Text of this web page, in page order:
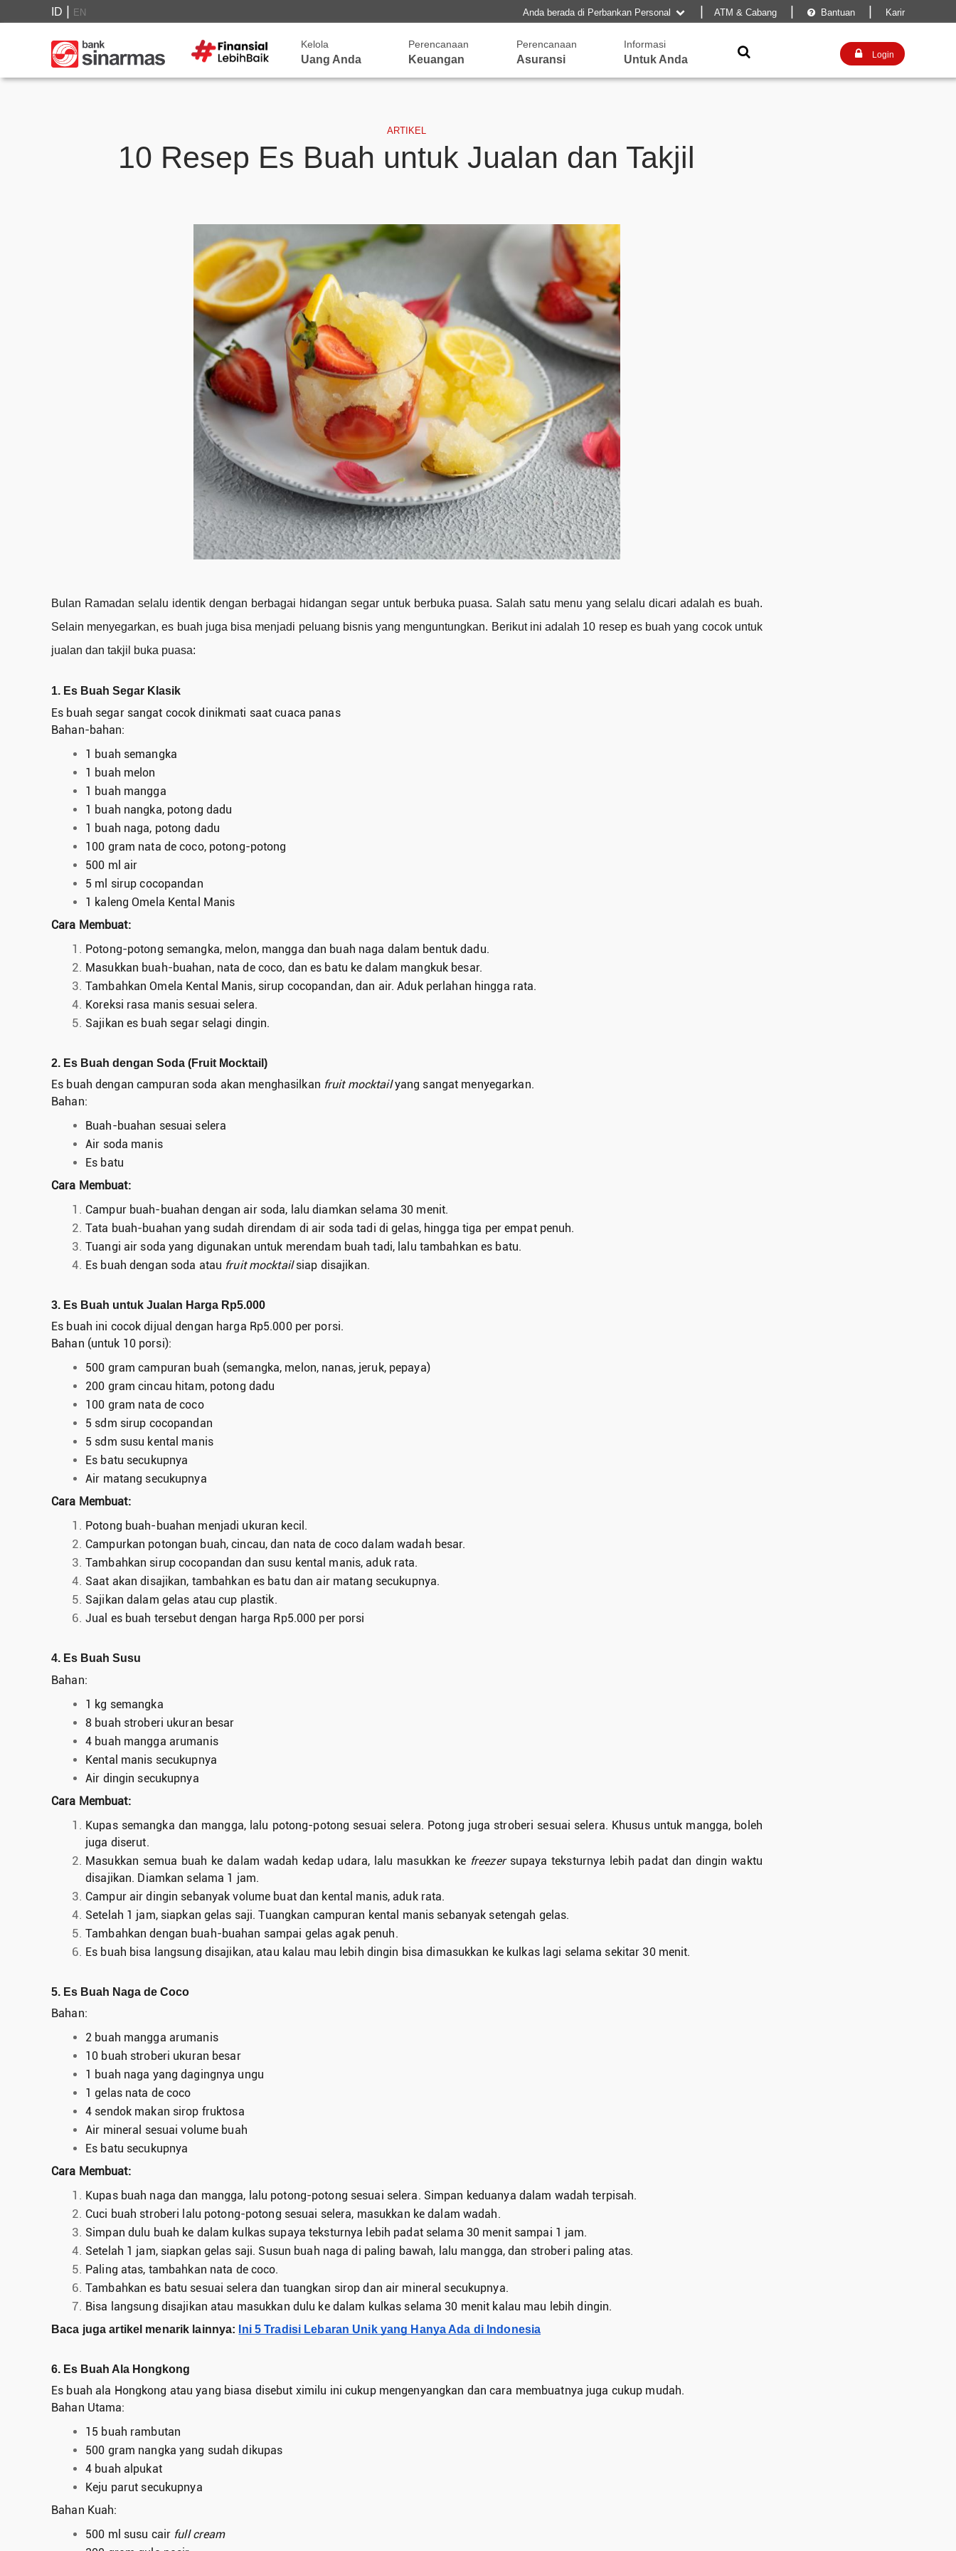
ID EN Anda berada di Perbankan Personal  |ATM & Cabang  Bantuan Karir
Kelola
Uang Anda
Perencanaan
Keuangan
Perencanaan
Asuransi
Informasi
Untuk Anda
  Login
ARTIKEL
10 Resep Es Buah untuk Jualan dan Takjil
Bulan Ramadan selalu identik dengan berbagai hidangan segar untuk berbuka puasa. Salah satu menu yang selalu dicari adalah es buah.
Selain menyegarkan, es buah juga bisa menjadi peluang bisnis yang menguntungkan. Berikut ini adalah 10 resep es buah yang cocok untuk
jualan dan takjil buka puasa:
1. Es Buah Segar Klasik
Es buah segar sangat cocok dinikmati saat cuaca panas
Bahan-bahan:
1 buah semangka
1 buah melon
1 buah mangga
1 buah nangka, potong dadu
1 buah naga, potong dadu
100 gram nata de coco, potong-potong
500 ml air
5 ml sirup cocopandan
1 kaleng Omela Kental Manis
Cara Membuat:
Potong-potong semangka, melon, mangga dan buah naga dalam bentuk dadu.
Masukkan buah-buahan, nata de coco, dan es batu ke dalam mangkuk besar.
Tambahkan Omela Kental Manis, sirup cocopandan, dan air. Aduk perlahan hingga rata.
Koreksi rasa manis sesuai selera.
Sajikan es buah segar selagi dingin.
2. Es Buah dengan Soda (Fruit Mocktail)
Es buah dengan campuran soda akan menghasilkan fruit mocktailyang sangat menyegarkan.
Bahan:
Buah-buahan sesuai selera
Air soda manis
Es batu
Cara Membuat:
Campur buah-buahan dengan air soda, lalu diamkan selama 30 menit.
Tata buah-buahan yang sudah direndam di air soda tadi di gelas, hingga tiga per empat penuh.
Tuangi air soda yang digunakan untuk merendam buah tadi, lalu tambahkan es batu.
Es buah dengan soda atau fruit mocktailsiap disajikan.
3. Es Buah untuk Jualan Harga Rp5.000
Es buah ini cocok dijual dengan harga Rp5.000 per porsi.
Bahan (untuk 10 porsi):
500 gram campuran buah (semangka, melon, nanas, jeruk, pepaya)
200 gram cincau hitam, potong dadu
100 gram nata de coco
5 sdm sirup cocopandan
5 sdm susu kental manis
Es batu secukupnya
Air matang secukupnya
Cara Membuat:
Potong buah-buahan menjadi ukuran kecil.
Campurkan potongan buah, cincau, dan nata de coco dalam wadah besar.
Tambahkan sirup cocopandan dan susu kental manis, aduk rata.
Saat akan disajikan, tambahkan es batu dan air matang secukupnya.
Sajikan dalam gelas atau cup plastik.
Jual es buah tersebut dengan harga Rp5.000 per porsi
4. Es Buah Susu
Bahan:
1 kg semangka
8 buah stroberi ukuran besar
4 buah mangga arumanis
Kental manis secukupnya
Air dingin secukupnya
Cara Membuat:
Kupas semangka dan mangga, lalu potong-potong sesuai selera. Potong juga stroberi sesuai selera. Khusus untuk mangga, boleh
juga diserut.
Masukkan semua buah ke dalam wadah kedap udara, lalu masukkan ke freezersupaya teksturnya lebih padat dan dingin waktu
disajikan. Diamkan selama 1 jam.
Campur air dingin sebanyak volume buat dan kental manis, aduk rata.
Setelah 1 jam, siapkan gelas saji. Tuangkan campuran kental manis sebanyak setengah gelas.
Tambahkan dengan buah-buahan sampai gelas agak penuh.
Es buah bisa langsung disajikan, atau kalau mau lebih dingin bisa dimasukkan ke kulkas lagi selama sekitar 30 menit.
5. Es Buah Naga de Coco
Bahan:
2 buah mangga arumanis
10 buah stroberi ukuran besar
1 buah naga yang dagingnya ungu
1 gelas nata de coco
4 sendok makan sirop fruktosa
Air mineral sesuai volume buah
Es batu secukupnya
Cara Membuat:
Kupas buah naga dan mangga, lalu potong-potong sesuai selera. Simpan keduanya dalam wadah terpisah.
Cuci buah stroberi lalu potong-potong sesuai selera, masukkan ke dalam wadah.
Simpan dulu buah ke dalam kulkas supaya teksturnya lebih padat selama 30 menit sampai 1 jam.
Setelah 1 jam, siapkan gelas saji. Susun buah naga di paling bawah, lalu mangga, dan stroberi paling atas.
Paling atas, tambahkan nata de coco.
Tambahkan es batu sesuai selera dan tuangkan sirop dan air mineral secukupnya.
Bisa langsung disajikan atau masukkan dulu ke dalam kulkas selama 30 menit kalau mau lebih dingin.
Baca juga artikel menarik lainnya: Ini 5 Tradisi Lebaran Unik yang Hanya Ada di Indonesia
6. Es Buah Ala Hongkong
Es buah ala Hongkong atau yang biasa disebut ximilu ini cukup mengenyangkan dan cara membuatnya juga cukup mudah.
Bahan Utama:
15 buah rambutan
500 gram nangka yang sudah dikupas
4 buah alpukat
Keju parut secukupnya
Bahan Kuah:
500 ml susu cair full cream